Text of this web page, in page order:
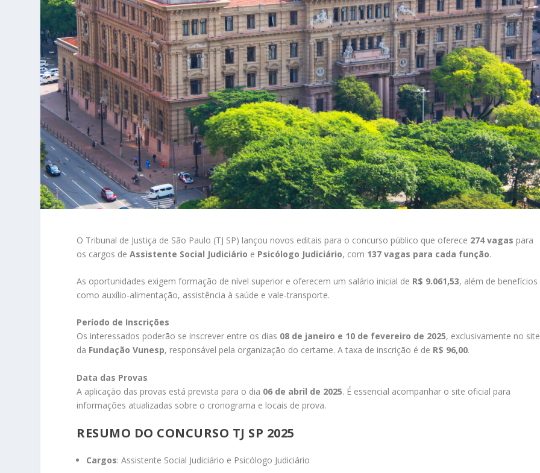
O Tribunal de Justiça de São Paulo (TJ SP) lançou novos editais para o concurso público que oferece 274 vagas para
os cargos deAssistente Social Judiciário e Psicólogo Judiciário, com 137 vagas para cada função.
As oportunidades exigem formação de nível superior e oferecem um salário inicial de R$ 9.061,53, além de benefícios
como auxílio-alimentação, assistência à saúde e vale-transporte.
Período de Inscrições
Os interessados poderão se inscrever entre os dias 08 de janeiro e 10 de fevereiro de 2025, exclusivamente no site
da Fundação Vunesp, responsável pela organização do certame. A taxa de inscrição é de R$ 96,00.
Data das Provas
A aplicação das provas está prevista para o dia 06 de abril de 2025. É essencial acompanhar o site oficial para
informações atualizadas sobre o cronograma e locais de prova.
RESUMO DO CONCURSO TJ SP 2025
Cargos: Assistente Social Judiciário e Psicólogo Judiciário